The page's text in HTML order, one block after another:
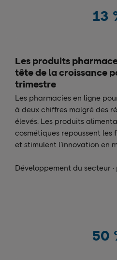
13
Les produits
tête de la croissance
trimestre
Les pharmacies en ligne
à deux chiffres malgré des
élevés. Les produits
cosmétiques repoussent
et stimulent l’innovation en
Développement du secteur ·
50